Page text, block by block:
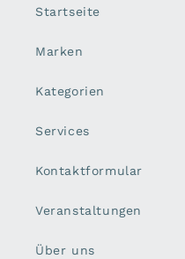
Startseite
Marken
Kategorien
Services
Kontaktformular
Veranstaltungen
Über uns